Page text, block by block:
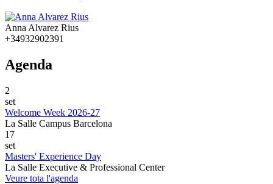
Anna Alvarez Rius
+34932902391
Agenda
2
set
Welcome Week 2026-27
La Salle Campus Barcelona
17
set
Masters' Experience Day
La Salle Executive & Professional Center
Veure tota l'agenda